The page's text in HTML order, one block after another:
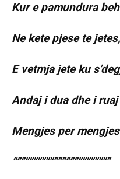
Kur e pamundura
Ne kete pjese te
E vetmja jete ku
Andaj i dua dhe i
Mengjes per
“”””””””””””””””””””””””